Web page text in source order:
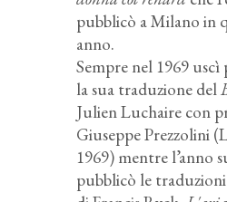
pubblicò a Milano in
anno.
Sempre nel 1969 uscì
la sua traduzione del
Julien Luchaire con
Giuseppe Prezzolini
1969) mentre l’anno
pubblicò le